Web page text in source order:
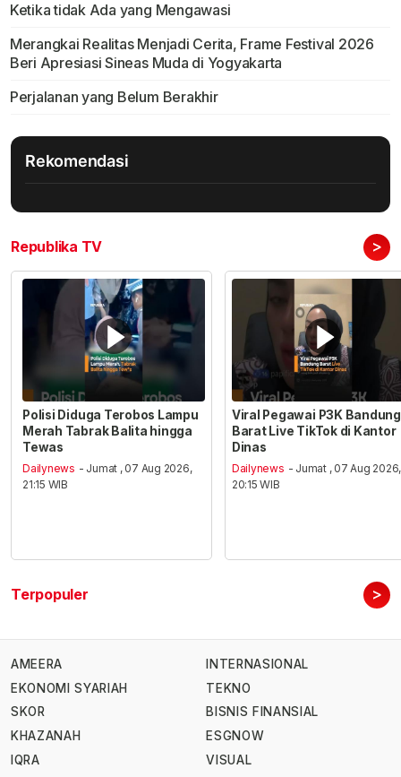
Ketika tidak Ada yang Mengawasi
Merangkai Realitas Menjadi Cerita, Frame Festival 2026
Beri Apresiasi Sineas Muda di Yogyakarta
Perjalanan yang Belum Berakhir
Rekomendasi
Republika TV >
Polisi Diduga Terobos Lampu
Merah Tabrak Balita hingga
Tewas
Dailynews - Jumat , 07 Aug 2026,
21:15 WIB
Viral Pegawai P3K Bandung
Barat Live TikTok di Kantor
Dinas
Dailynews - Jumat , 07 Aug 2026,
20:15 WIB
Terpopuler >
AMEERA
EKONOMI SYARIAH
SKOR
KHAZANAH
IQRA
INTERNASIONAL
TEKNO
BISNIS FINANSIAL
ESGNOW
VISUAL